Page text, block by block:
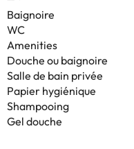
Baignoire
WC
Amenities
Douche ou baignoire
Salle de bain privée
Papier hygiénique
Shampooing
Gel douche